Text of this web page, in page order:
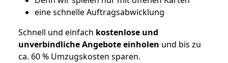
eine schnelle Auftragsabwicklung
Schnell und einfach kostenlose und
unverbindliche Angebote einholen und bis zu
ca. 60 % Umzugskosten sparen.